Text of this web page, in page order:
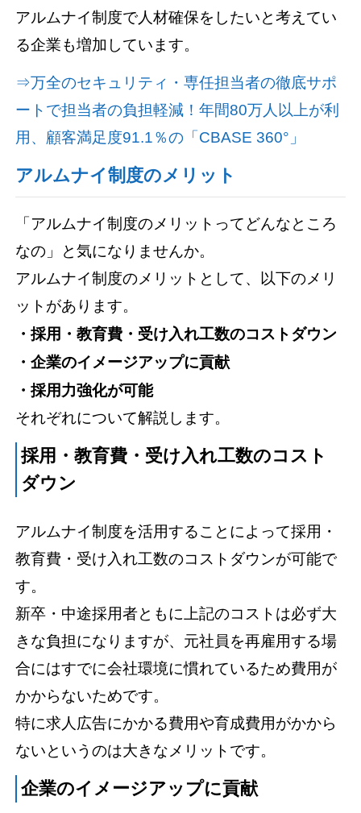
アルムナイ制度で人材確保をしたいと考えてい
る企業も増加しています。
⇒万全のセキュリティ・専任担当者の徹底サポ
ートで担当者の負担軽減！年間80万人以上が利
用、顧客満足度91.1％の「CBASE 360°」
アルムナイ制度のメリット
「アルムナイ制度のメリットってどんなところ
なの」と気になりませんか。
アルムナイ制度のメリットとして、以下のメリ
ットがあります。
・採用・教育費・受け入れ工数のコストダウン
・企業のイメージアップに貢献
・採用力強化が可能
それぞれについて解説します。
採用・教育費・受け入れ工数のコスト
ダウン
アルムナイ制度を活用することによって採用・
教育費・受け入れ工数のコストダウンが可能で
す。
新卒・中途採用者ともに上記のコストは必ず大
きな負担になりますが、元社員を再雇用する場
合にはすでに会社環境に慣れているため費用が
かからないためです。
特に求人広告にかかる費用や育成費用がかから
ないというのは大きなメリットです。
企業のイメージアップに貢献